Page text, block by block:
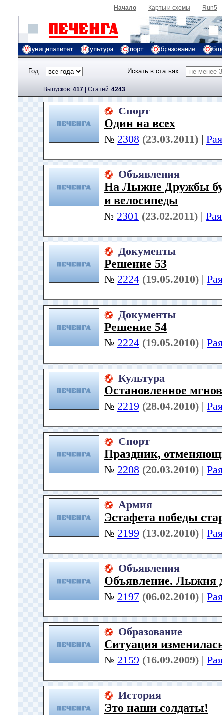
Начало Карты и схемы Run5
Год: Искать в статьях:
Выпусков: 417 | Cтатей: 4243
Спорт
Один на всех
№ 2308 (23.03.2011) |
Объявления
На Лыжне Дружбы
и велосипеды
№ 2301 (23.02.2011) |
Документы
Решение 53
№ 2224 (19.05.2010) |
Документы
Решение 54
№ 2224 (19.05.2010) |
Культура
Остановленное
№ 2219 (28.04.2010) |
Спорт
Праздник,
№ 2208 (20.03.2010) |
Армия
Эстафета победы
№ 2199 (13.02.2010) |
Объявления
Объявление. Лыжня
№ 2197 (06.02.2010) |
Образование
Ситуация
№ 2159 (16.09.2009) |
История
Это наши солдаты!